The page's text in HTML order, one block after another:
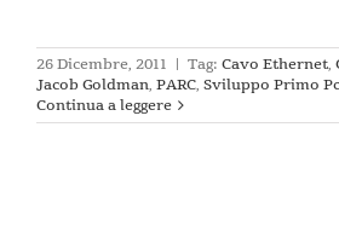
26 Dicembre, 2011 | Tag: Cavo Ethernet,
Jacob Goldman, PARC, Sviluppo Primo Pc
Continua a leggere